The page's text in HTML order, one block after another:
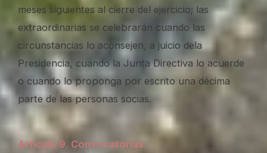
meses siguientes al cierre del ejercicio; las
extraordinarias se celebrarán cuando las
circunstancias lo aconsejen, a juicio dela
Presidencia, cuando la Junta Directiva lo acuerde
o cuando lo proponga por escrito una décima
parte de las personas socias.
Artículo 9. Convocatorias